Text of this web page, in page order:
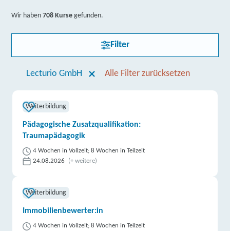
Wir haben708 Kurse gefunden.
Filter
Lecturio GmbH Alle Filter zurücksetzen
Weiterbildung
Pädagogische Zusatzqualifikation:
Traumapädagogik
4 Wochen in Vollzeit; 8 Wochen in Teilzeit
24.08.2026
(+ weitere)
Weiterbildung
Immobilienbewerter:in
4 Wochen in Vollzeit; 8 Wochen in Teilzeit